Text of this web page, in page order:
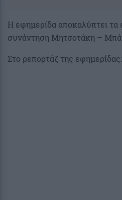
Η εφημερίδα αποκαλύπτει τα
συνάντηση Μητσοτάκη –
Στο ρεπορτάζ της εφημερίδας: